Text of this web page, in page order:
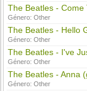
The Beatles - Come
Género:Other
The Beatles - Hello
Género:Other
The Beatles - I've
Género:Other
The Beatles - Anna
Género:Other